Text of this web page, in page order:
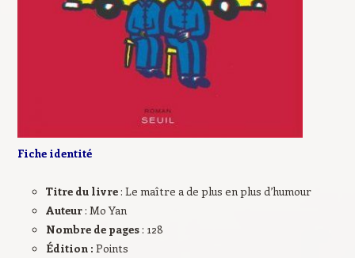
Fiche identité
Titre du livre: Le maître a de plus en plus d’humour
Auteur: Mo Yan
Nombre de pages: 128
Édition : Points